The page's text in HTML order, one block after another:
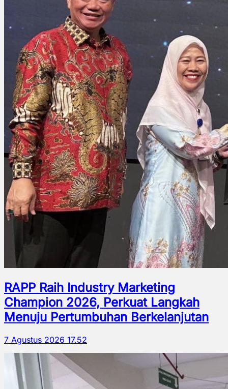
RAPP Raih Industry Marketing
Champion 2026, Perkuat Langkah
Menuju Pertumbuhan Berkelanjutan
7 Agustus 2026 17.52